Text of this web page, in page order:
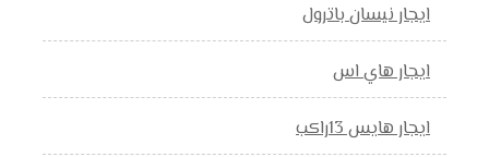
ايجار نيسان باترول
ايجار هاي اس
ايجار هايس 13راكب